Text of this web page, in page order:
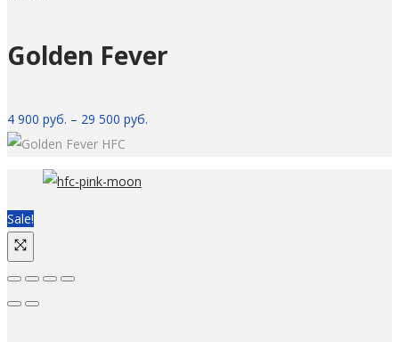
Golden Fever
4 900 руб. – 29 500 руб.
Sale!